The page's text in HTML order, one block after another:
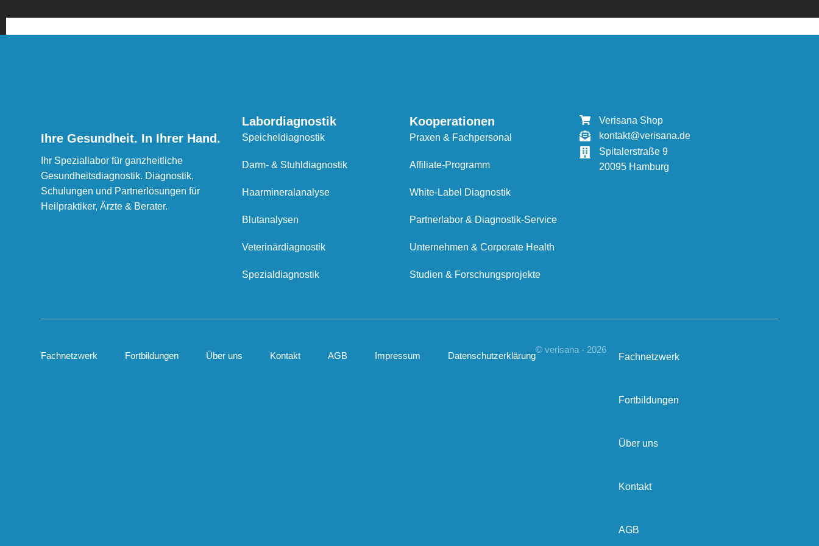
Ihre Gesundheit. In Ihrer Hand.
Ihr Speziallabor für ganzheitliche
Gesundheitsdiagnostik. Diagnostik,
Schulungen und Partnerlösungen für
Heilpraktiker, Ärzte & Berater.
Labordiagnostik
Speicheldiagnostik
Darm- & Stuhldiagnostik
Haarmineralanalyse
Blutanalysen
Veterinärdiagnostik
Spezialdiagnostik
Kooperationen
Praxen & Fachpersonal
Affiliate-Programm
White-Label Diagnostik
Partnerlabor & Diagnostik-Service
Unternehmen & Corporate Health
Studien & Forschungsprojekte
Verisana Shop
kontakt@verisana.de
Spitalerstraße 9
20095 Hamburg
Fachnetzwerk Fortbildungen Über uns Kontakt AGB Impressum Datenschutzerklärung
© verisana - 2026
Fachnetzwerk
Fortbildungen
Über uns
Kontakt
AGB